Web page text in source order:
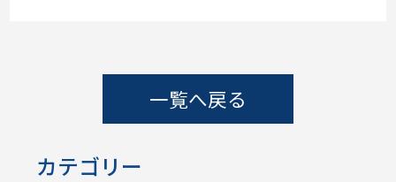
一覧へ戻る
カテゴリー